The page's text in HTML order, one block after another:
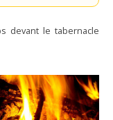
devant le tabernacle